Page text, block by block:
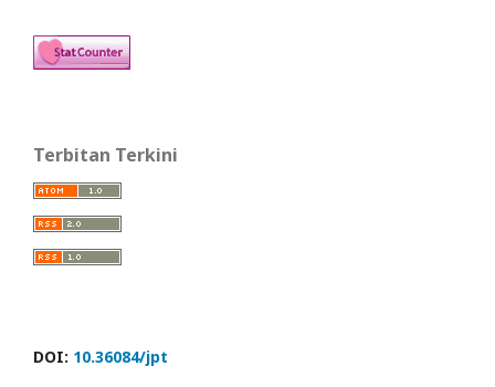
Terbitan Terkini
DOI: 10.36084/jpt